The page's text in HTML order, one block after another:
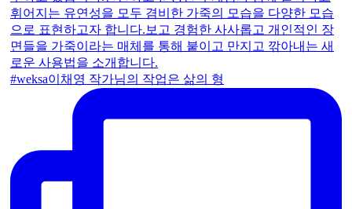
#weksa이채영 작가님의 작업은 삶의 형